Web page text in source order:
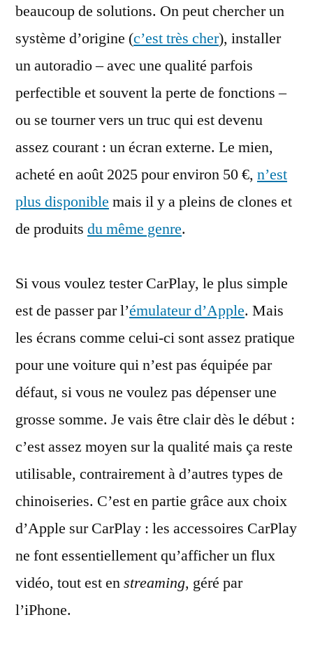
à
une
cinquantaine
d’euros
beaucoup de solutions. On peut chercher un
système d’origine (c’est très cher), installer
un autoradio – avec une qualité parfois
perfectible et souvent la perte de fonctions –
ou se tourner vers un truc qui est devenu
assez courant : un écran externe. Le mien,
acheté en août 2025 pour environ 50 €, n’est
plus disponible mais il y a pleins de clones et
de produits du même genre.
Si vous voulez tester CarPlay, le plus simple
est de passer par l’émulateur d’Apple. Mais
les écrans comme celui-ci sont assez pratique
pour une voiture qui n’est pas équipée par
défaut, si vous ne voulez pas dépenser une
grosse somme. Je vais être clair dès le début :
c’est assez moyen sur la qualité mais ça reste
utilisable, contrairement à d’autres types de
chinoiseries. C’est en partie grâce aux choix
d’Apple sur CarPlay : les accessoires CarPlay
ne font essentiellement qu’afficher un flux
vidéo, tout est enstreaming, géré par
l’iPhone.